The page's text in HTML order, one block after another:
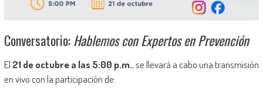
Conversatorio:Hablemos con Expertos en Prevención
El 21 de octubre a las 5:00 p.m., se llevará a cabo una transmisión
en vivo con la participación de: